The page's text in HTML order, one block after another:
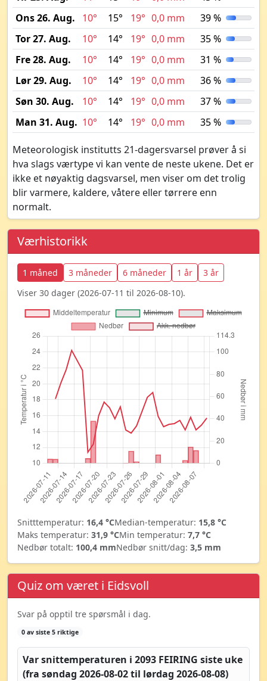
Ons 26. Aug.
10° 15° 19° 0,0 mm
39 %
Tor 27. Aug.
10° 14° 19° 0,0 mm
35 %
Fre 28. Aug.
10° 14° 19° 0,0 mm
31 %
Lør 29. Aug.
10° 14° 19° 0,0 mm
36 %
Søn 30. Aug.
10° 14° 19° 0,0 mm
37 %
Man 31. Aug. 10° 14° 19° 0,0 mm 35 %
Meteorologisk institutts 21-dagersvarsel prøver å si
hva slags værtype vi kan vente de neste ukene. Det er
ikke et nøyaktig dagsvarsel, men viser om det trolig
blir varmere, kaldere, våtere eller tørrere enn
normalt.
Værhistorikk
1 måned 3 måneder 6 måneder 1 år
3 år
Viser 30 dager (2026-07-11 til 2026-08-10).
Snitttemperatur: 16,4 °CMedian-temperatur: 15,8 °C
Maks temperatur: 31,9 °CMin temperatur: 7,7 °C
Nedbør totalt: 100,4 mmNedbør snitt/dag: 3,5 mm
Quiz om været i Eidsvoll
Svar på opptil tre spørsmål i dag.
0 av siste 5 riktige
Var snittemperaturen i 2093 FEIRING siste uke
(fra søndag 2026-08-02 til lørdag 2026-08-08)